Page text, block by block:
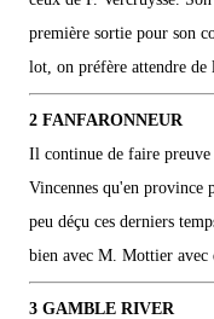
première sortie pour son
lot, on préfère attendre de
2 FANFARONNEUR
Il continue de faire
Vincennes qu'en province
peu déçu ces derniers
bien avec M. Mottier avec
3 GAMBLE RIVER